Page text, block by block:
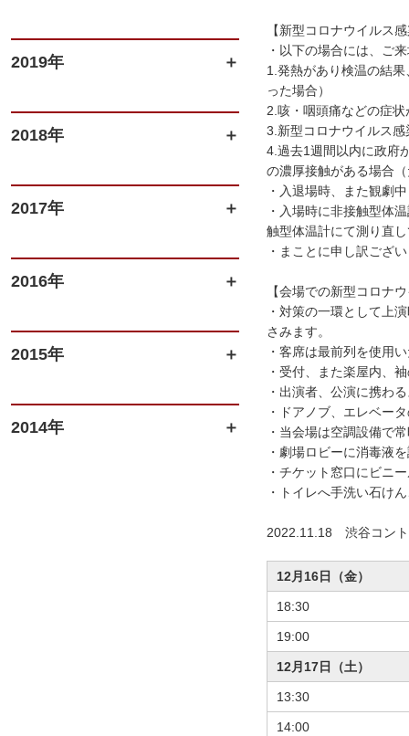
2019年
2018年
2017年
2016年
2015年
2014年
【新型コロナウイルス
・以下の場合には、ご
1.発熱があり検温の結
った場合）
2.咳・咽頭痛などの症
3.新型コロナウイルス
4.過去1週間以内に政府
の濃厚接触がある場合
・入退場時、また観劇
・入場時に非接触型体
触型体温計にて測り直
・まことに申し訳ござ
【会場での新型コロナ
・対策の一環として上
さみます。
・客席は最前列を使用
・受付、また楽屋内、
・出演者、公演に携わ
・ドアノブ、エレベー
・当会場は空調設備で
・劇場ロビーに消毒液
・チケット窓口にビニ
・トイレへ手洗い石け
2022.11.18 渋谷コン
12月16日（金）
18:30
19:00
12月17日（土）
13:30
14:00